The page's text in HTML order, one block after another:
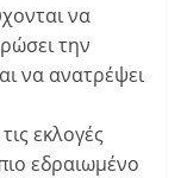
να
την
να ανατρέψει
εκλογές
εδραιωμένο